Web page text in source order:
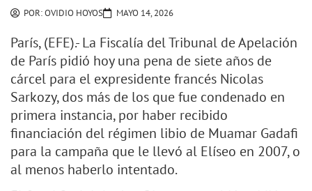
POR:OVIDIO HOYOS MAYO 14, 2026
París, (EFE).- La Fiscalía del Tribunal de Apelación
de París pidió hoy una pena de siete años de
cárcel para el expresidente francés Nicolas
Sarkozy, dos más de los que fue condenado en
primera instancia, por haber recibido
financiación del régimen libio de Muamar Gadafi
para la campaña que le llevó al Elíseo en 2007, o
al menos haberlo intentado.